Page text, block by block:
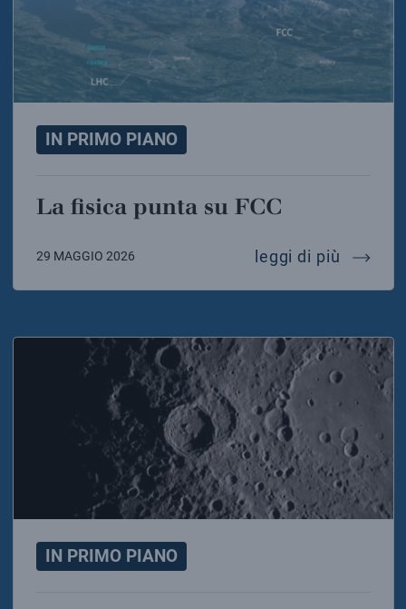
IN PRIMO PIANO
La fisica punta su FCC
29 MAGGIO 2026 leggi di più la
IN PRIMO PIANO